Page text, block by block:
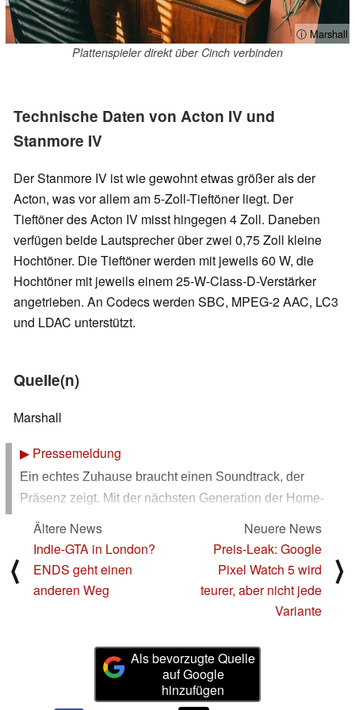
ⓘ Marshall
Plattenspieler direkt über Cinch verbinden
Technische Daten von Acton IV und
Stanmore IV
Der Stanmore IV ist wie gewohnt etwas größer als der
Acton, was vor allem am 5-Zoll-Tieftöner liegt. Der
Tieftöner des Acton IV misst hingegen 4 Zoll. Daneben
verfügen beide Lautsprecher über zwei 0,75 Zoll kleine
Hochtöner. Die Tieftöner werden mit jeweils 60 W, die
Hochtöner mit jeweils einem 25-W-Class-D-Verstärker
angetrieben. An Codecs werden SBC, MPEG-2 AAC, LC3
und LDAC unterstützt.
Quelle(n)
Marshall
▶ Pressemeldung
Ein echtes Zuhause braucht einen Soundtrack, der
Präsenz zeigt. Mit der nächsten Generation der Home-
Lautsprecher
nächste Level. Diese neuen Modelle sind nicht nur ein
kraftvolles technisches Upgrade, sondern ein zeitloses
Style-Statement für alle, die ikonisches Design lieben
eingehen wollen.
RAUMFÜLLENDER SOUND: IKONISCHES DESIGN
TRIFFT AUF MODERNE KONNEKTIVITÄT
⟨
Ältere News
Indie-GTA in London?
ENDS geht einen
anderen Weg
Neuere News
Preis-Leak: Google
Pixel Watch 5 wird
teurer, aber nicht jede
Variante
⟩
Als bevorzugte Quelle
auf Google
hinzufügen